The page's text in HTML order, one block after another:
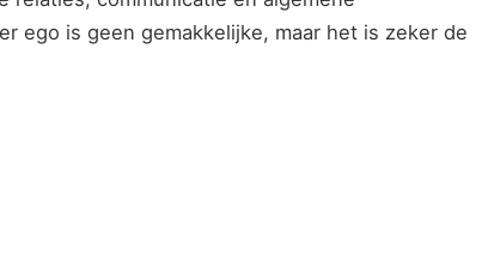
ego is geen gemakkelijke, maar het is zeker de